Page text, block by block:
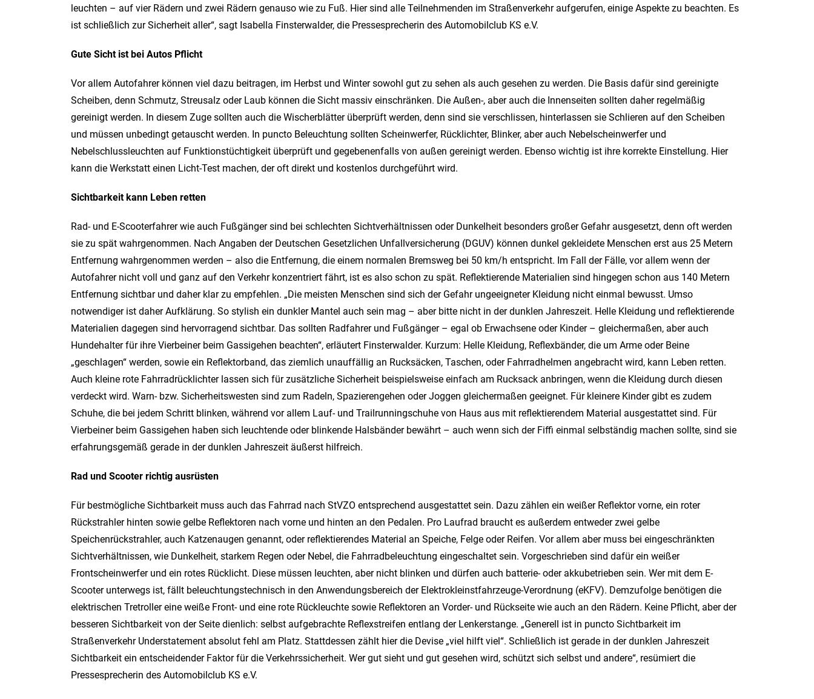
leuchten – auf vier Rädern und zwei Rädern genauso wie zu Fuß. Hier sind alle Teilnehmenden im Straßenverkehr aufgerufen, einige Aspekte zu beachten. Es
ist schließlich zur Sicherheit aller“, sagt Isabella Finsterwalder, die Pressesprecherin des Automobilclub KS e.V.
Gute Sicht ist bei Autos Pflicht
Vor allem Autofahrer können viel dazu beitragen, im Herbst und Winter sowohl gut zu sehen als auch gesehen zu werden. Die Basis dafür sind gereinigte
Scheiben, denn Schmutz, Streusalz oder Laub können die Sicht massiv einschränken. Die Außen-, aber auch die Innenseiten sollten daher regelmäßig
gereinigt werden. In diesem Zuge sollten auch die Wischerblätter überprüft werden, denn sind sie verschlissen, hinterlassen sie Schlieren auf den Scheiben
und müssen unbedingt getauscht werden. In puncto Beleuchtung sollten Scheinwerfer, Rücklichter, Blinker, aber auch Nebelscheinwerfer und
Nebelschlussleuchten auf Funktionstüchtigkeit überprüft und gegebenenfalls von außen gereinigt werden. Ebenso wichtig ist ihre korrekte Einstellung. Hier
kann die Werkstatt einen Licht-Test machen, der oft direkt und kostenlos durchgeführt wird.
Sichtbarkeit kann Leben retten
Rad- und E-Scooterfahrer wie auch Fußgänger sind bei schlechten Sichtverhältnissen oder Dunkelheit besonders großer Gefahr ausgesetzt, denn oft werden
sie zu spät wahrgenommen. Nach Angaben der Deutschen Gesetzlichen Unfallversicherung (DGUV) können dunkel gekleidete Menschen erst aus 25 Metern
Entfernung wahrgenommen werden – also die Entfernung, die einem normalen Bremsweg bei 50 km/h entspricht. Im Fall der Fälle, vor allem wenn der
Autofahrer nicht voll und ganz auf den Verkehr konzentriert fährt, ist es also schon zu spät. Reflektierende Materialien sind hingegen schon aus 140 Metern
Entfernung sichtbar und daher klar zu empfehlen. „Die meisten Menschen sind sich der Gefahr ungeeigneter Kleidung nicht einmal bewusst. Umso
notwendiger ist daher Aufklärung. So stylish ein dunkler Mantel auch sein mag – aber bitte nicht in der dunklen Jahreszeit. Helle Kleidung und reflektierende
Materialien dagegen sind hervorragend sichtbar. Das sollten Radfahrer und Fußgänger – egal ob Erwachsene oder Kinder – gleichermaßen, aber auch
Hundehalter für ihre Vierbeiner beim Gassigehen beachten“, erläutert Finsterwalder. Kurzum: Helle Kleidung, Reflexbänder, die um Arme oder Beine
„geschlagen“ werden, sowie ein Reflektorband, das ziemlich unauffällig an Rucksäcken, Taschen, oder Fahrradhelmen angebracht wird, kann Leben retten.
Auch kleine rote Fahrradrücklichter lassen sich für zusätzliche Sicherheit beispielsweise einfach am Rucksack anbringen, wenn die Kleidung durch diesen
verdeckt wird. Warn- bzw. Sicherheitswesten sind zum Radeln, Spazierengehen oder Joggen gleichermaßen geeignet. Für kleinere Kinder gibt es zudem
Schuhe, die bei jedem Schritt blinken, während vor allem Lauf- und Trailrunningschuhe von Haus aus mit reflektierendem Material ausgestattet sind. Für
Vierbeiner beim Gassigehen haben sich leuchtende oder blinkende Halsbänder bewährt – auch wenn sich der Fiffi einmal selbständig machen sollte, sind sie
erfahrungsgemäß gerade in der dunklen Jahreszeit äußerst hilfreich.
Rad und Scooter richtig ausrüsten
Für bestmögliche Sichtbarkeit muss auch das Fahrrad nach StVZO entsprechend ausgestattet sein. Dazu zählen ein weißer Reflektor vorne, ein roter
Rückstrahler hinten sowie gelbe Reflektoren nach vorne und hinten an den Pedalen. Pro Laufrad braucht es außerdem entweder zwei gelbe
Speichenrückstrahler, auch Katzenaugen genannt, oder reflektierendes Material an Speiche, Felge oder Reifen. Vor allem aber muss bei eingeschränkten
Sichtverhältnissen, wie Dunkelheit, starkem Regen oder Nebel, die Fahrradbeleuchtung eingeschaltet sein. Vorgeschrieben sind dafür ein weißer
Frontscheinwerfer und ein rotes Rücklicht. Diese müssen leuchten, aber nicht blinken und dürfen auch batterie- oder akkubetrieben sein. Wer mit dem E-
Scooter unterwegs ist, fällt beleuchtungstechnisch in den Anwendungsbereich der Elektrokleinstfahrzeuge-Verordnung (eKFV). Demzufolge benötigen die
elektrischen Tretroller eine weiße Front- und eine rote Rückleuchte sowie Reflektoren an Vorder- und Rückseite wie auch an den Rädern. Keine Pflicht, aber der
besseren Sichtbarkeit von der Seite dienlich: selbst aufgebrachte Reflexstreifen entlang der Lenkerstange. „Generell ist in puncto Sichtbarkeit im
Straßenverkehr Understatement absolut fehl am Platz. Stattdessen zählt hier die Devise „viel hilft viel“. Schließlich ist gerade in der dunklen Jahreszeit
Sichtbarkeit ein entscheidender Faktor für die Verkehrssicherheit. Wer gut sieht und gut gesehen wird, schützt sich selbst und andere“, resümiert die
Pressesprecherin des Automobilclub KS e.V.